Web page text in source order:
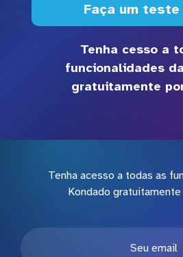
Faça um
Tenha cesso a
funcionalidades
gratuitamente
Tenha acesso a todas as
Kondado